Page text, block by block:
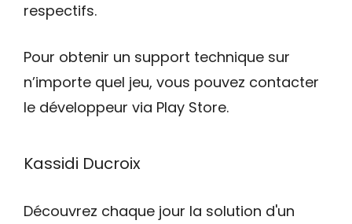
respectifs.
Pour obtenir un support technique sur
n’importe quel jeu, vous pouvez contacter
le développeur via Play Store.
Kassidi Ducroix
Découvrez chaque jour la solution d'un